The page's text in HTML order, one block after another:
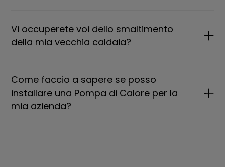
Vi occuperete voi dello smaltimento
della mia vecchia caldaia?
Come faccio a sapere se posso
installare una Pompa di Calore per la
mia azienda?